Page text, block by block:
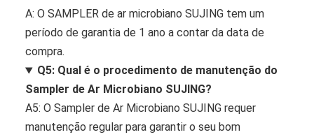
A: O SAMPLER de ar microbiano SUJING tem um
período de garantia de 1 ano a contar da data de
compra.
Q5: Qual é o procedimento de manutenção do
Sampler de Ar Microbiano SUJING?
A5: O Sampler de Ar Microbiano SUJING requer
manutenção regular para garantir o seu bom